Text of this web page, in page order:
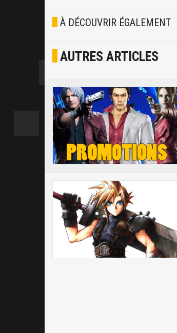
Joyeux
À DÉCOUVRIR ÉGALEMENT
AUTRES ARTICLES